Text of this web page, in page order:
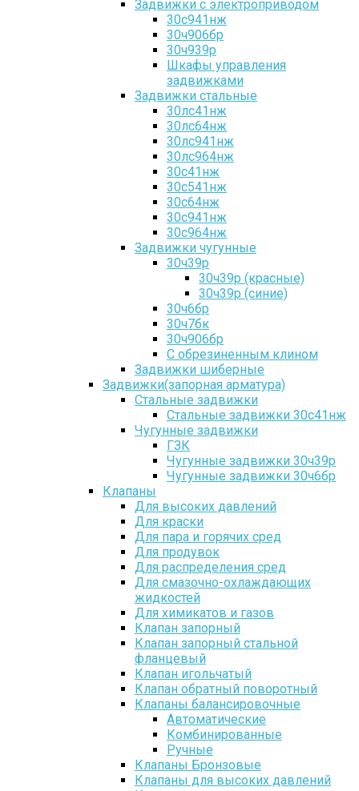
Задвижки с электроприводом
30с941нж
30ч906бр
30ч939р
Шкафы управления
задвижками
Задвижки стальные
30лс41нж
30лс64нж
30лс941нж
30лс964нж
30с41нж
30с541нж
30с64нж
30с941нж
30с964нж
Задвижки чугунные
30ч39р
30ч39р (красные)
30ч39р (синие)
30ч6бр
30ч7бк
30ч906бр
С обрезиненным клином
Задвижки шиберные
Задвижки(запорная арматура)
Стальные задвижки
Стальные задвижки 30с41нж
Чугунные задвижки
ГЗК
Чугунные задвижки 30ч39р
Чугунные задвижки 30ч6бр
Клапаны
Для высоких давлений
Для краски
Для пара и горячих сред
Для продувок
Для распределения сред
Для смазочно-охлаждающих
жидкостей
Для химикатов и газов
Клапан запорный
Клапан запорный стальной
фланцевый
Клапан игольчатый
Клапан обратный поворотный
Клапаны балансировочные
Автоматические
Комбинированные
Ручные
Клапаны Бронзовые
Клапаны для высоких давлений